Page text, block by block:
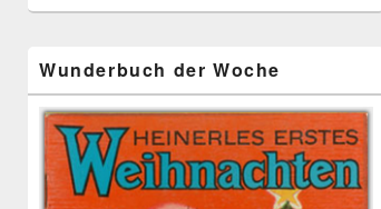
Wunderbuch der Woche